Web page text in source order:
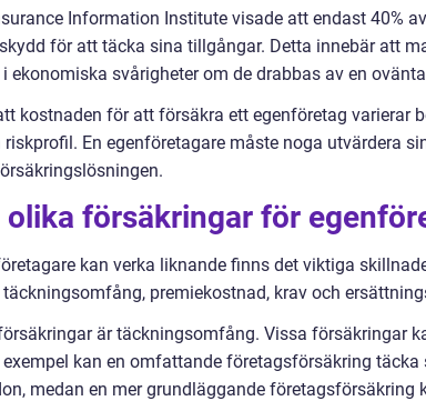
Information Institute visade att endast 40%
för att täcka sina tillgångar. Detta innebär att
svårigheter om de drabbas av en
kostnaden för att försäkra ett egenföretag varierar
En egenföretagare måste noga utvärdera
försäkringar för
kan verka liknande finns det viktiga
premiekostnad, krav och
är täckningsomfång. Vissa försäkringar
kan en omfattande företagsförsäkring täcka
medan en mer grundläggande företagsförsäkring